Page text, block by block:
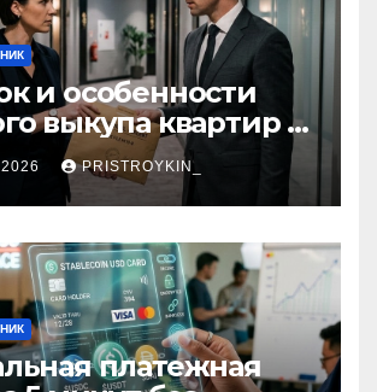
и особенности
выкупа квартир в
дня PRISTROYKIN_
платежная